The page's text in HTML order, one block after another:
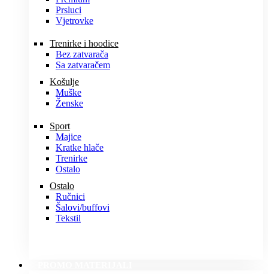
Prsluci
Vjetrovke
Trenirke i hoodice
Bez zatvarača
Sa zatvaračem
Košulje
Muške
Ženske
Sport
Majice
Kratke hlače
Trenirke
Ostalo
Ostalo
Ručnici
Šalovi/buffovi
Tekstil